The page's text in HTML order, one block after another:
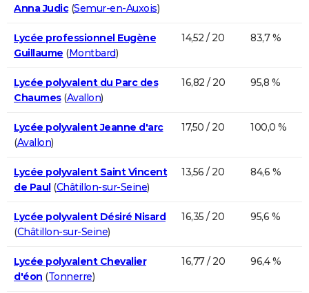
Anna Judic(Semur-en-Auxois)
Lycée professionnel Eugène
Guillaume (Montbard)
14,52 / 20 83,7 %
Lycée polyvalent du Parc des
Chaumes(Avallon)
16,82 / 20 95,8 %
Lycée polyvalent Jeanne d'arc
(Avallon)
17,50 / 20 100,0 %
Lycée polyvalent Saint Vincent
de Paul(Châtillon-sur-Seine)
13,56 / 20 84,6 %
Lycée polyvalent Désiré Nisard
(Châtillon-sur-Seine)
16,35 / 20 95,6 %
Lycée polyvalent Chevalier
d'éon (Tonnerre)
16,77 / 20 96,4 %